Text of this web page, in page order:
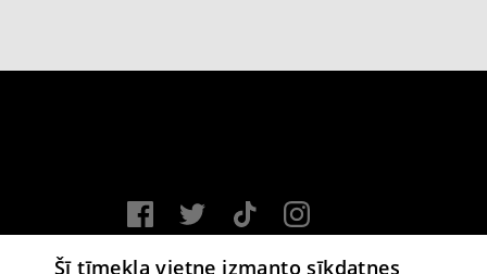
Vortal assistance service: e-mail -
Šī tīmekļa vietne izmanto sīkdatnes